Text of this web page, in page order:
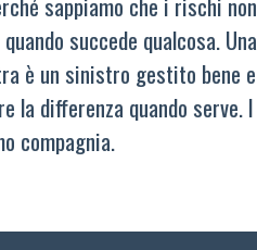
succede qualcosa. Una
è un sinistro gestito bene e
la differenza quando serve. I
compagnia.